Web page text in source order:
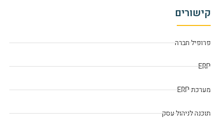
קישורים
פרופיל חברה
ERP
מערכת ERP
תוכנה לניהול עסק